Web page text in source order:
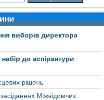
виборів директора
до аспірантури
рішень
засіданнях Міжвідомчих